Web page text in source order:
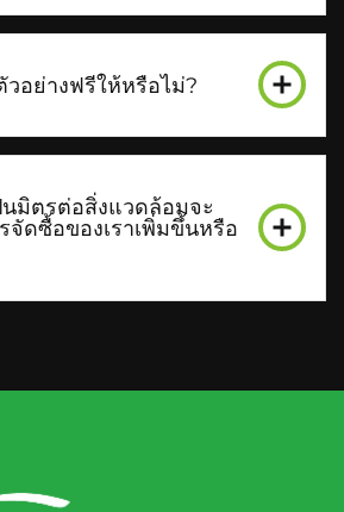
อย่างฟรีให้หรือไม่?
มิตรต่อสิ่งแวดล้อมจะ
ดซื้อของเราเพิ่มขึ้นหรือ